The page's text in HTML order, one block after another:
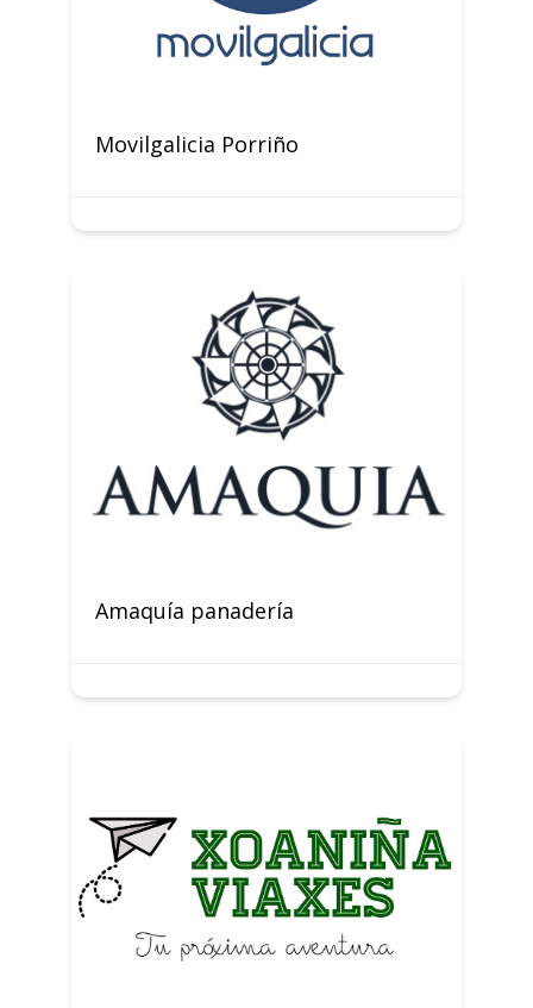
Movilgalicia Porriño
Amaquía panadería